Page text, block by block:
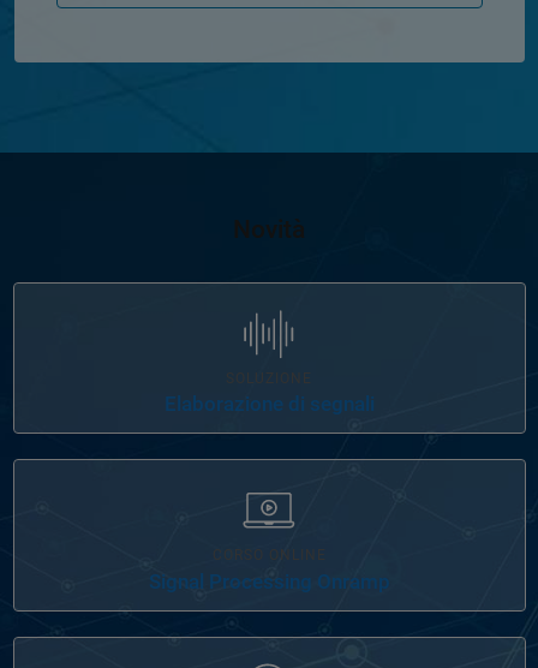
Novità
Elaborazione di segnali
Signal Processing Onramp